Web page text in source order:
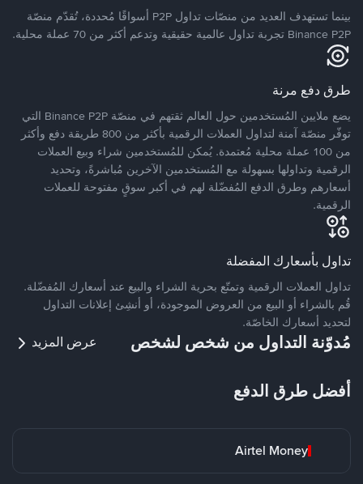
بينما تستهدف العديد من منصّات تداول P2P أسواقًا مُحددة، تُقدّم منصّة
Binance P2P تجربة تداول عالمية حقيقية وتدعم أكثر من 70 عملة محلية.
طرق دفع مرنة
يضع ملايين المُستخدمين حول العالم ثقتهم في منصّة Binance P2P التي
توفّر منصّة آمنة لتداول العملات الرقمية بأكثر من 800 طريقة دفع وأكثر
من 100 عملة محلية مُعتمدة. يُمكن للمُستخدمين شراء وبيع العملات
الرقمية وتداولها بسهولة مع المُستخدمين الآخرين مُباشرةً، وتحديد
أسعارهم وطرق الدفع المُفضّلة لهم في أكبر سوقٍ مفتوحة للعملات
الرقمية.
تداول بأسعارك المفضلة
تداول العملات الرقمية وتمتّع بحرية الشراء والبيع عند أسعارك المُفضّلة.
قُم بالشراء أو البيع من العروض الموجودة، أو أنشِئ إعلانات التداول
لتحديد أسعارك الخاصّة.
مُدوّنة التداول من شخص لشخص عرض المزيد
أفضل طرق الدفع
Airtel Money